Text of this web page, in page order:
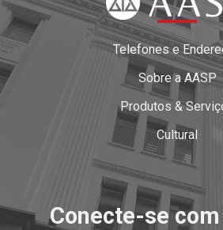
Telefones e
Sobre a AASP
Produtos &
Cultural
Conecte-se